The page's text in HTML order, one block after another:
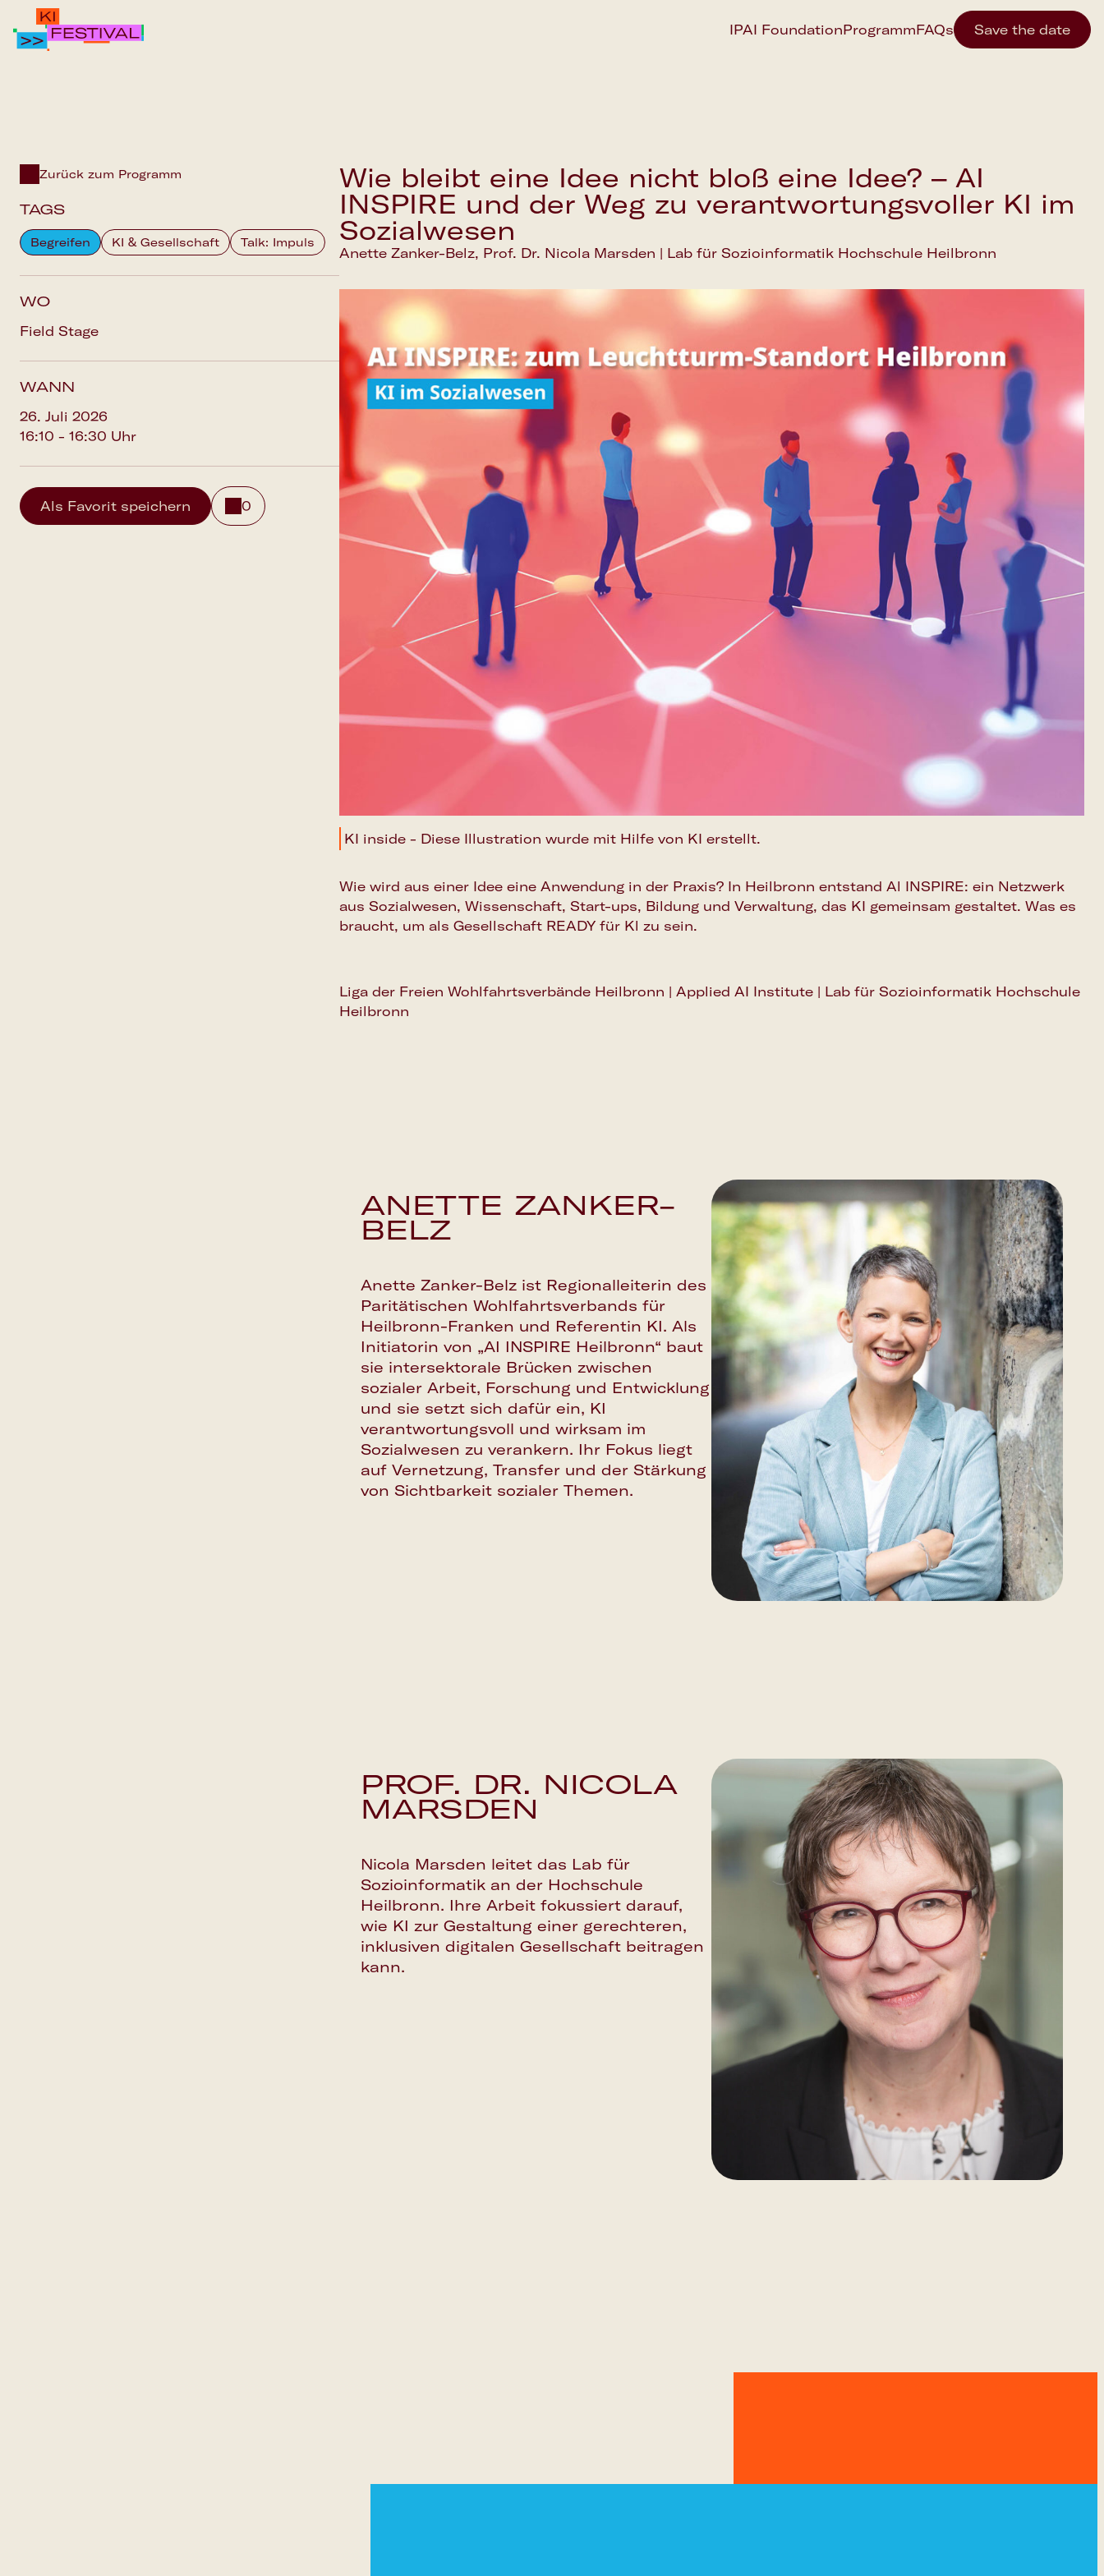
IPAI FoundationProgrammFAQs Save the date
FAQS
Save the date
Apple Calendar
Zurück zum Programm
TAGS
Begreifen KI & Gesellschaft Talk: Impuls
WO
Field Stage
WANN
26. Juli 2026
16:10 - 16:30 Uhr
Als Favorit speichern 0
Wie bleibt eine Idee nicht bloß eine Idee? – AI
INSPIRE und der Weg zu verantwortungsvoller KI im
Sozialwesen
Anette Zanker-Belz, Prof. Dr. Nicola Marsden | Lab für Sozioinformatik Hochschule Heilbronn
KI inside - Diese Illustration wurde mit Hilfe von KI erstellt.
Wie wird aus einer Idee eine Anwendung in der Praxis? In Heilbronn entstand Al INSPIRE: ein Netzwerk
aus Sozialwesen, Wissenschaft, Start-ups, Bildung und Verwaltung, das KI gemeinsam gestaltet. Was es
braucht, um als Gesellschaft READY für Kl zu sein.
Liga der Freien Wohlfahrtsverbände Heilbronn | Applied AI Institute | Lab für Sozioinformatik Hochschule
Heilbronn
ANETTE ZANKER-
BELZ
Anette Zanker-Belz ist Regionalleiterin des
Paritätischen Wohlfahrtsverbands für
Heilbronn-Franken und Referentin KI. Als
Initiatorin von „AI INSPIRE Heilbronn“ baut
sie intersektorale Brücken zwischen
sozialer Arbeit, Forschung und Entwicklung
und sie setzt sich dafür ein, KI
verantwortungsvoll und wirksam im
Sozialwesen zu verankern. Ihr Fokus liegt
auf Vernetzung, Transfer und der Stärkung
von Sichtbarkeit sozialer Themen.
PROF. DR. NICOLA
MARSDEN
Nicola Marsden leitet das Lab für
Sozioinformatik an der Hochschule
Heilbronn. Ihre Arbeit fokussiert darauf,
wie KI zur Gestaltung einer gerechteren,
inklusiven digitalen Gesellschaft beitragen
kann.